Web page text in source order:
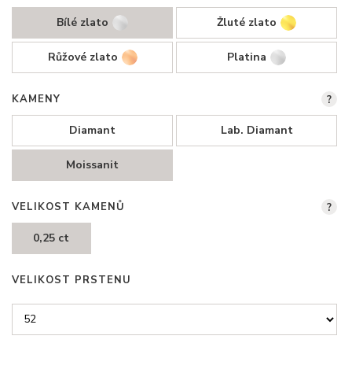
Bílé zlato Žluté zlato
Růžové zlato Platina
KAMENY
Diamant Lab. Diamant
Moissanit
?
VELIKOST KAMENŮ
0,25 ct
?
VELIKOST PRSTENU